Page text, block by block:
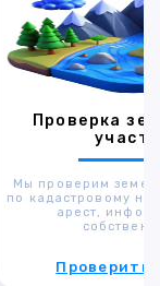
Проверка
Мы проверим
по кадастровому
арест,
Проверить